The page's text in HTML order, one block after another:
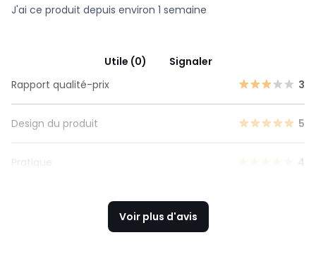
J'ai ce produit depuis environ 1 semaine
Utile (0)
Signaler
Rapport qualité-prix
3
Design du produit 5
Pratique 4
Voir plus d'avis